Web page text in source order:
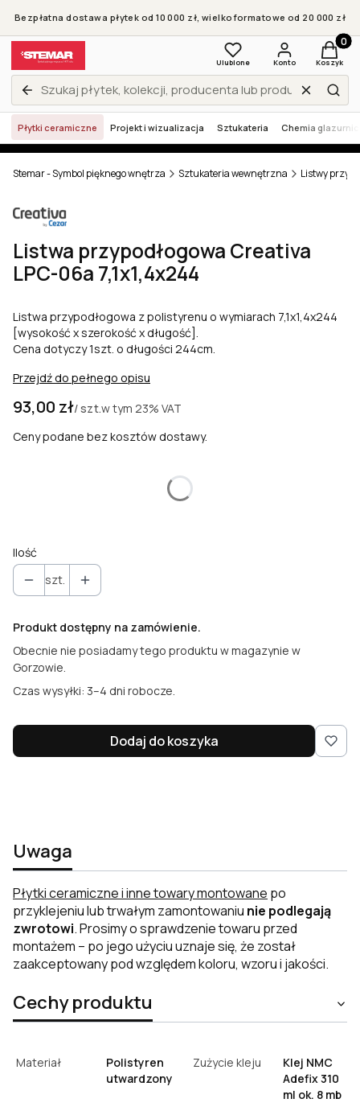
Bezpłatna dostawa płytek od 10 000 zł, wielkoformatowe od 20 000 zł
Zamknij wyszukiwarkę
Wyczyść
Ulubione Konto Koszyk
Płytki ceramiczne Projekt i wizualizacja Sztukateria Chemia
Stemar - Symbol pięknego wnętrza Sztukateria wewnętrzna Listwy
Listwa przypodłogowa Creativa
LPC-06a 7,1x1,4x244
Listwa przypodłogowa z polistyrenu o wymiarach 7,1x1,4x244
[wysokość x szerokość x długość].
Cena dotyczy 1szt. o długości 244cm.
Przejdź do pełnego opisu
Cena
93,00 zł/ szt.w tym 23% VAT
Ceny podane bez kosztów dostawy.
Poszczególne warianty mogą różnić się ceną
Ilość
szt.
Produkt dostępny na zamówienie.
Obecnie nie posiadamy tego produktu w magazynie w
Gorzowie.
Czas wysyłki: 3–4 dni robocze.
Dodaj do koszyka
Uwaga
Płytki ceramiczne i inne towary montowane po
przyklejeniu lub trwałym zamontowaniu nie podlegają
zwrotowi. Prosimy o sprawdzenie towaru przed
montażem – po jego użyciu uznaje się, że został
zaakceptowany pod względem koloru, wzoru i jakości.
Cechy produktu
Materiał
Polistyren
utwardzony
Zużycie kleju
Klej NMC
Adefix 310
ml ok. 8 mb